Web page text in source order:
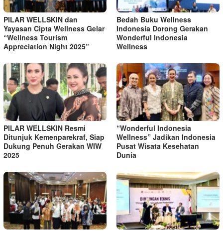
PILAR WELLSKIN dan
Yayasan Cipta Wellness Gelar
“Wellness Tourism
Appreciation Night 2025”
Bedah Buku Wellness
Indonesia Dorong Gerakan
Wonderful Indonesia
Wellness
PILAR WELLSKIN Resmi
Ditunjuk Kemenparekraf, Siap
Dukung Penuh Gerakan WIW
2025
“Wonderful Indonesia
Wellness” Jadikan Indonesia
Pusat Wisata Kesehatan
Dunia